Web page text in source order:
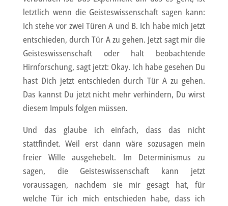
letztlich wenn die Geisteswissenschaft sagen kann:
Ich stehe vor zwei Türen A und B. Ich habe mich jetzt
entschieden, durch Tür A zu gehen. Jetzt sagt mir die
Geisteswissenschaft oder halt beobachtende
Hirnforschung, sagt jetzt: Okay. Ich habe gesehen Du
hast Dich jetzt entschieden durch Tür A zu gehen.
Das kannst Du jetzt nicht mehr verhindern, Du wirst
diesem Impuls folgen müssen.
Und das glaube ich einfach, dass das nicht
stattfindet. Weil erst dann wäre sozusagen mein
freier Wille ausgehebelt. Im Determinismus zu
sagen, die Geisteswissenschaft kann jetzt
voraussagen, nachdem sie mir gesagt hat, für
welche Tür ich mich entschieden habe, dass ich